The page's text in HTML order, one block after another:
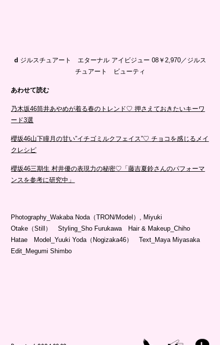
d ジルスチュアート エターナル アイビジュー 08￥2,970／ジルス
チュアート ビューティ
あわせて読む
乃木坂46筒井あやめが着る春のトレンド♡ 押さえておきたいキーワ
ード3選
櫻坂46山下瞳月の甘い”イチゴミルクフェイス”♡ チョコを感じるメイ
クレシピ
櫻坂46三期生 村井優の表現力の秘密♡「藤吉夏鈴さんのパフォーマ
ンスを参考に研究中」
Photography_Wakaba Noda（TRON/Model）, Miyuki
Otake（Still） Styling_Sho Furukawa Hair & Makeup_Chiho
Hatae Model_Yuuki Yoda（Nogizaka46） Text_Maya Miyasaka
Edit_Megumi Shimbo